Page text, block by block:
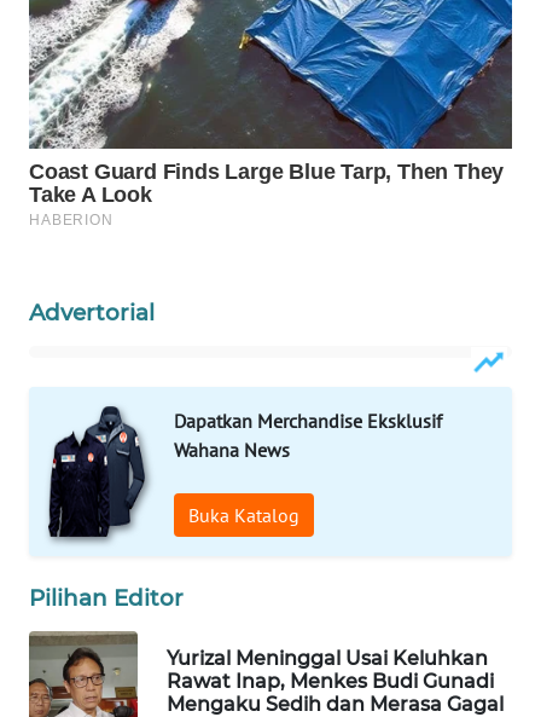
Advertorial
Dapatkan Merchandise Eksklusif
Wahana News
Buka Katalog
Pilihan Editor
Yurizal Meninggal Usai Keluhkan
Rawat Inap, Menkes Budi Gunadi
Mengaku Sedih dan Merasa Gagal
WAHANA
KONSUMEN
WAHANA
LISTRIK
WAHANA
WAHANA
WAHANANEWS
ID
WAHANANEWS
CO ID
WAHANANEWS
WAHANA
SPORT